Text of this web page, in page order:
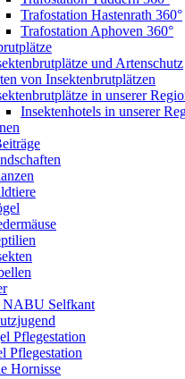
Trafostation Hastenrath 360°
Trafostation Aphoven 360°
und Artenschutz
von Insektenbrutplätzen
in unserer
Insektenhotels in unserer
NABU Selfkant
Pflegestation
Pflegestation
Hornisse